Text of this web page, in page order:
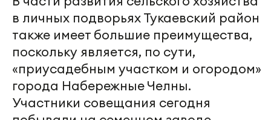
в личных подворьях Тукаевский район
также имеет большие преимущества,
поскольку является, по сути,
«приусадебным участком и огородом»
города Набережные Челны.
Участники совещания сегодня